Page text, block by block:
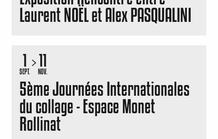
Laurent NOËL et Alex PASQUALINI
1
SEPT.
11
NOV.
5ème Journées Internationales
du collage - Espace Monet
Rollinat